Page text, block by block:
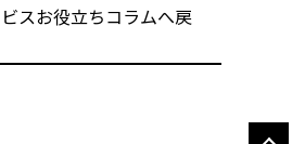
スお役立ちコラムへ戻